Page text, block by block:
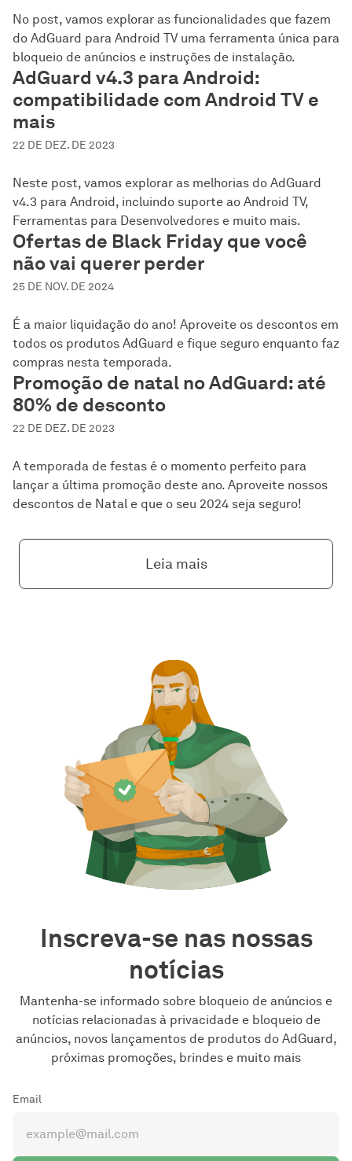
No post, vamos explorar as funcionalidades que fazem
do AdGuard para Android TV uma ferramenta única para
bloqueio de anúncios e instruções de instalação.
AdGuard v4.3 para Android:
compatibilidade com Android TV e
mais
22 DE DEZ. DE 2023
Neste post, vamos explorar as melhorias do AdGuard
v4.3 para Android, incluindo suporte ao Android TV,
Ferramentas para Desenvolvedores e muito mais.
Ofertas de Black Friday que você
não vai querer perder
25 DE NOV. DE 2024
É a maior liquidação do ano! Aproveite os descontos em
todos os produtos AdGuard e fique seguro enquanto faz
compras nesta temporada.
Promoção de natal no AdGuard: até
80% de desconto
22 DE DEZ. DE 2023
A temporada de festas é o momento perfeito para
lançar a última promoção deste ano. Aproveite nossos
descontos de Natal e que o seu 2024 seja seguro!
Leia mais
Inscreva-se nas nossas
notícias
Mantenha-se informado sobre bloqueio de anúncios e
notícias relacionadas à privacidade e bloqueio de
anúncios, novos lançamentos de produtos do AdGuard,
próximas promoções, brindes e muito mais
Email